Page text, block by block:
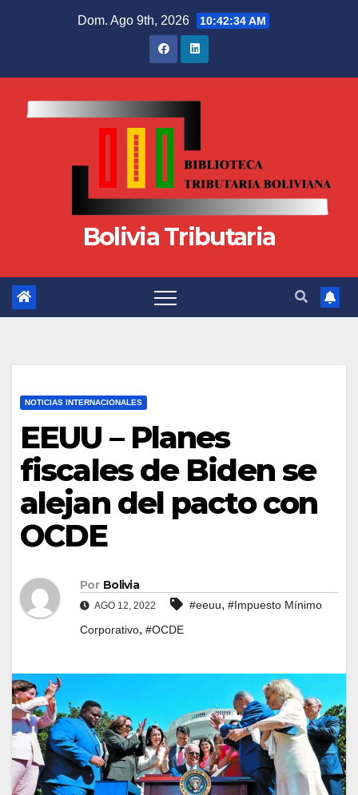
Dom. Ago 9th, 2026 10:42:34 AM
Bolivia Tributaria
NOTICIAS INTERNACIONALES
EEUU – Planes
fiscales de Biden se
alejan del pacto con
OCDE
Por Bolivia
AGO 12, 2022 #eeuu, #Impuesto Mínimo
Corporativo, #OCDE